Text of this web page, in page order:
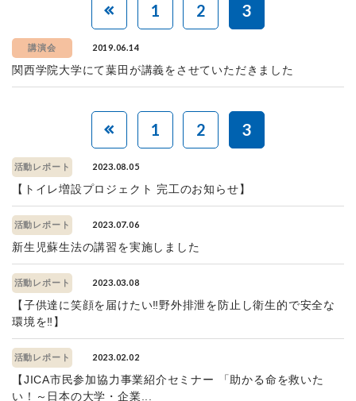
1 2 3
講演会 2019.06.14
関西学院大学にて葉田が講義をさせていただきました
1 2 3
活動レポート 2023.08.05
【トイレ増設プロジェクト 完工のお知らせ】
活動レポート 2023.07.06
新生児蘇生法の講習を実施しました
活動レポート 2023.03.08
【子供達に笑顔を届けたい‼️野外排泄を防止し衛生的で安全な
環境を‼️】
活動レポート 2023.02.02
【JICA市民参加協力事業紹介セミナー 「助かる命を救いた
い！～日本の大学・企業...